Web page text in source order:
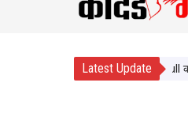
Latest Update
को मिलेगी बेहतर सुविधा, Hidden Pull का